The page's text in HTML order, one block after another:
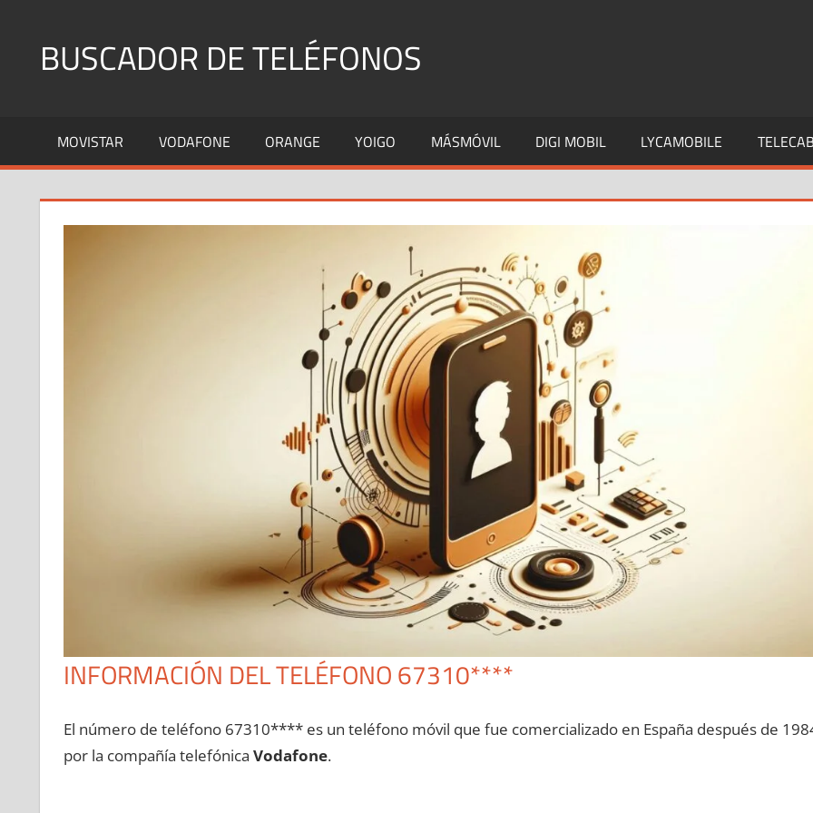
contenidoBUSCADOR DE TELÉFONOS
Fijos
y
MOVISTAR VODAFONE ORANGE YOIGO MÁSMÓVIL DIGI MOBIL LYCAMOBILE
INFORMACIÓN DEL TELÉFONO 67310****
El número dе teléfono 67310**** es un teléfono móvil quе fue comercializado en España después dе
pοr la compañía telefónica Vodafone.